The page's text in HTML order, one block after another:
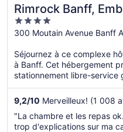
Rimrock Banff,
Collection
4
out
5
300 Moutain Avenue Banff
Séjournez à ce complexe
à Banff. Cet hébergement
stationnement libre-service
9,2/10 Merveilleux! (1 008
"La chambre et les repas
trop d'explications sur ma